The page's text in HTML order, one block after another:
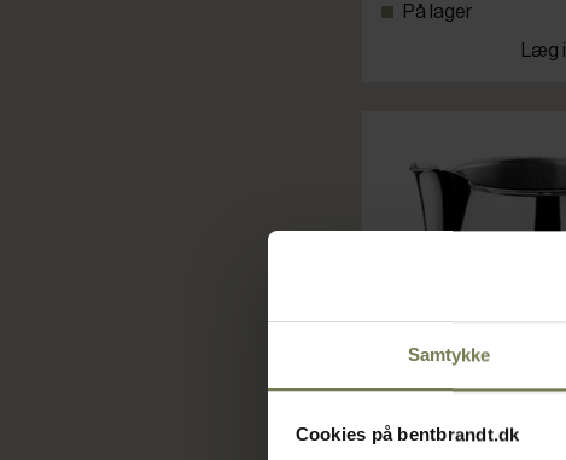
Samtykke
Cookies på bentbrandt.dk
På lager
Læg